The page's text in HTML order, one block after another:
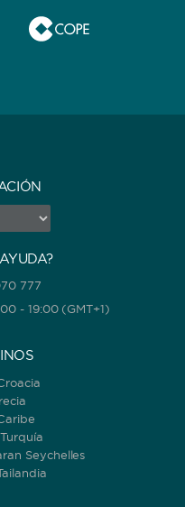
777
- 19:00 (GMT+1)
Seychelles